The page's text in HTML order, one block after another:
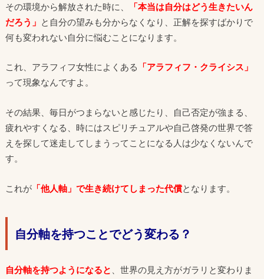
その環境から解放された時に、
「本当は自分はどう生きたいん
だろう」 と自分の望みも分からなくなり、正解を探すばかりで
何も変われない自分に悩むことになります。
これ、アラフィフ女性によくある
「アラフィフ・クライシス」
って現象なんですよ。
その結果、毎日がつまらないと感じたり、自己否定が強まる、
疲れやすくなる、時にはスピリチュアルや自己啓発の世界で答
えを探して迷走してしまうってことになる人は少なくないんで
す。
これが「他人軸」で生き続けてしまった代償となります。
自分軸を持つことでどう変わる？
自分軸を持つようになると
、世界の見え方がガラリと変わりま